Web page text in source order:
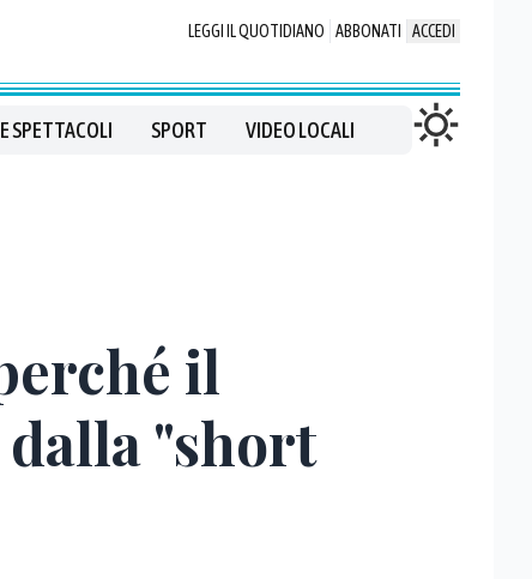
LEGGI IL QUOTIDIANO ABBONATI ACCEDI
SPETTACOLI SPORT VIDEO LOCALI
il
"short